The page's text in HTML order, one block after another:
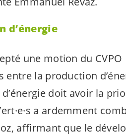
d’énergie
une motion du CVPO
entre la production
doit avoir la
a ardemment
affirmant que le